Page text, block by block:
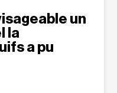
un
la
a pu